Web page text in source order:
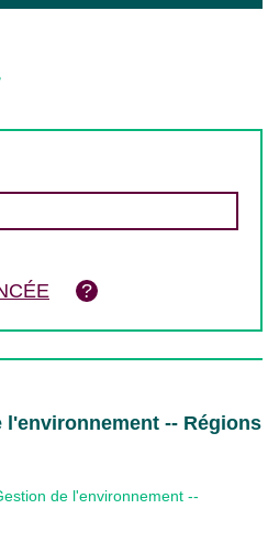
l'environnement -- Régions
de l'environnement --